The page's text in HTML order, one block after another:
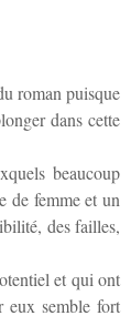
roman puisque
dans cette
beaucoup
de femme et un
des failles,
et qui ont
eux semble fort